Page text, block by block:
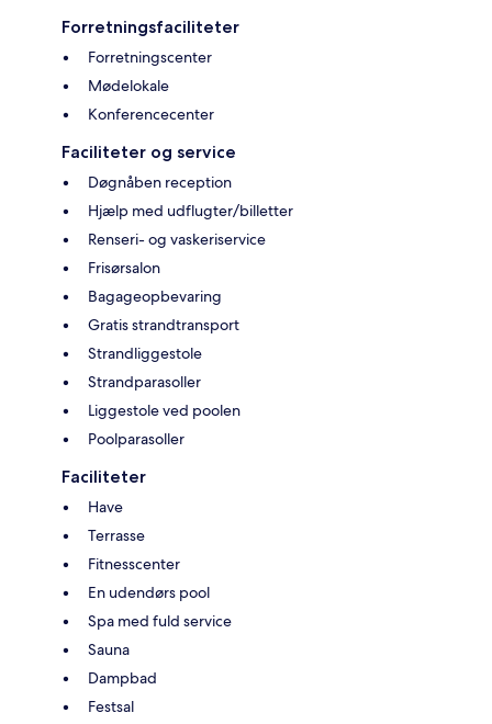
Forretningsfaciliteter
Forretningscenter
Mødelokale
Konferencecenter
Faciliteter og service
Døgnåben reception
Hjælp med udflugter/billetter
Renseri- og vaskeriservice
Frisørsalon
Bagageopbevaring
Gratis strandtransport
Strandliggestole
Strandparasoller
Liggestole ved poolen
Poolparasoller
Faciliteter
Have
Terrasse
Fitnesscenter
En udendørs pool
Spa med fuld service
Sauna
Dampbad
Festsal